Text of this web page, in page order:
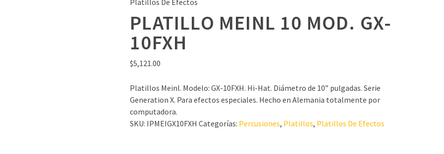
Platillos De Efectos
PLATILLO MEINL 10 MOD. GX-
10FXH
$5,121.00
Platillos Meinl. Modelo: GX-10FXH. Hi-Hat. Diámetro de 10” pulgadas. Serie
Generation X. Para efectos especiales. Hecho en Alemania totalmente por
computadora.
SKU: IPMEIGX10FXH Categorías: Percusiones, Platillos, Platillos De Efectos